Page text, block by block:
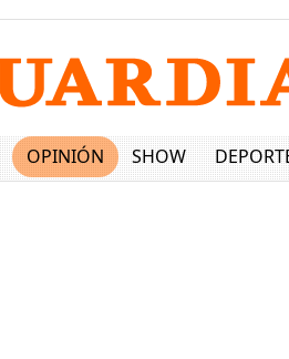
OPINIÓN SHOW